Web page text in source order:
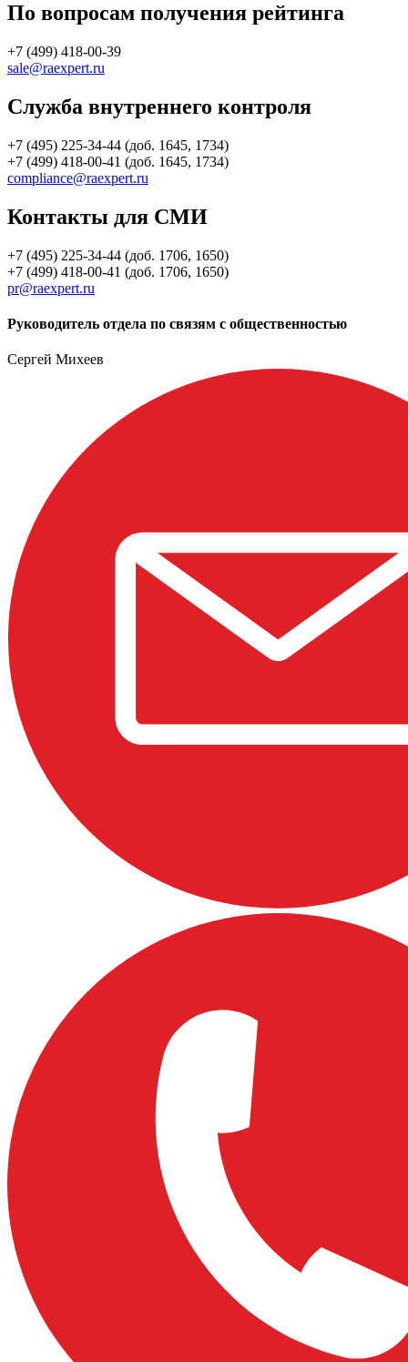
По вопросам получения рейтинга
+7 (499) 418-00-39
sale@raexpert.ru
Служба внутреннего контроля
+7 (495) 225-34-44 (доб. 1645, 1734)
+7 (499) 418-00-41 (доб. 1645, 1734)
compliance@raexpert.ru
Контакты для СМИ
+7 (495) 225-34-44 (доб. 1706, 1650)
+7 (499) 418-00-41 (доб. 1706, 1650)
pr@raexpert.ru
Руководитель отдела по связям с общественностью
Сергей Михеев